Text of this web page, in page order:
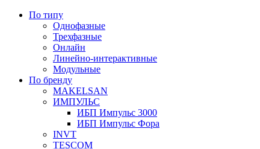
По типу
Однофазные
Трехфазные
Онлайн
Линейно-интерактивные
Модульные
По бренду
MAKELSAN
ИМПУЛЬС
ИБП Импульс 3000
ИБП Импульс Фора
INVT
TESCOM